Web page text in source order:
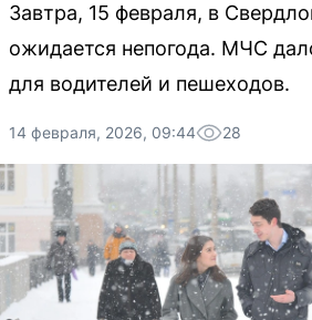
Завтра, 15 февраля, в
ожидается непогода. МЧС
для водителей и пешеходов.
14 февраля, 2026, 09:44 28